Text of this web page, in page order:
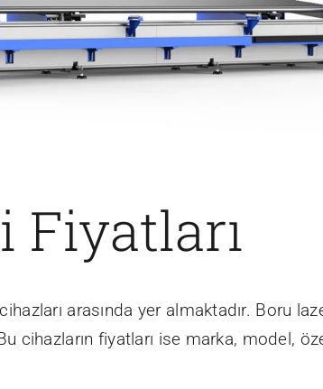
Fiyatları
arasında yer almaktadır. Boru
cihazların fiyatları ise marka, model,